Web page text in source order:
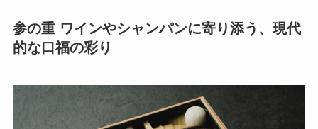
参の重 ワインやシャンパンに寄り添う、現代
的な口福の彩り